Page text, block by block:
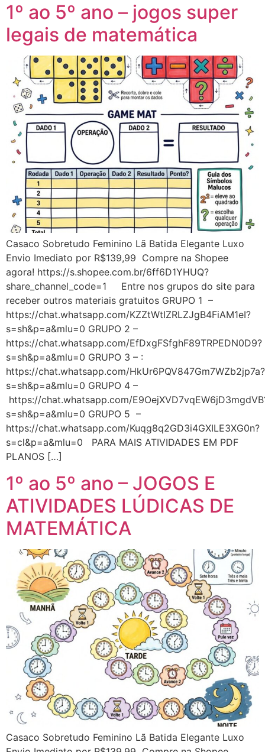
1º ao 5º ano – jogos super
legais de matemática
Casaco Sobretudo Feminino Lã Batida Elegante Luxo
Envio Imediato por R$139,99 Compre na Shopee
agora! https://s.shopee.com.br/6ff6D1YHUQ?
share_channel_code=1 Entre nos grupos do site para
receber outros materiais gratuitos GRUPO 1 –
https://chat.whatsapp.com/KZZtWtIZRLZJgB4FiAM1eI?
s=sh&p=a&mlu=0 GRUPO 2 –
https://chat.whatsapp.com/EfDxgFSfghF89TRPEDN0D9?
s=sh&p=a&mlu=0 GRUPO 3 – :
https://chat.whatsapp.com/HkUr6PQV847Gm7WZb2jp7a?
s=sh&p=a&mlu=0 GRUPO 4 –
https://chat.whatsapp.com/
s=sh&p=a&mlu=0 GRUPO 5 –
https://chat.whatsapp.com/Kuqg8q2GD3i4GXILE3XG0n?
s=cl&p=a&mlu=0 PARA MAIS ATIVIDADES EM PDF
PLANOS […]
1º ao 5º ano – JOGOS E
ATIVIDADES LÚDICAS DE
MATEMÁTICA
Casaco Sobretudo Feminino Lã Batida Elegante Luxo